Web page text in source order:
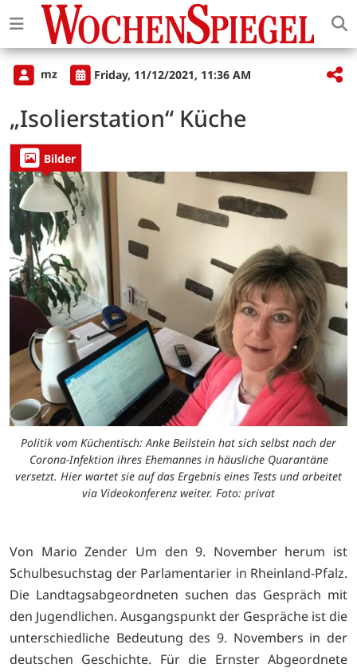
mz Friday, 11/12/2021, 11:36 AM
„Isolierstation“ Küche
Bilder
Politik vom Küchentisch: Anke Beilstein hat sich selbst nach der
Corona-Infektion ihres Ehemannes in häusliche Quarantäne
versetzt. Hier wartet sie auf das Ergebnis eines Tests und arbeitet
via Videokonferenz weiter. Foto: privat
Von Mario Zender Um den 9. November herum ist
Schulbesuchstag der Parlamentarier in Rheinland-Pfalz.
Die Landtagsabgeordneten suchen das Gespräch mit
den Jugendlichen. Ausgangspunkt der Gespräche ist die
unterschiedliche Bedeutung des 9. Novembers in der
deutschen Geschichte. Für die Ernster Abgeordnete